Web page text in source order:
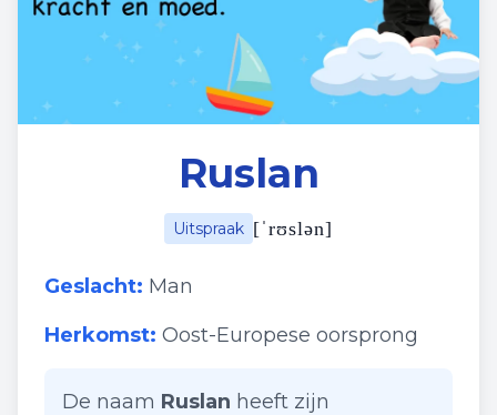
Ruslan
Uitspraak [ˈrʊslən]
Geslacht: Man
Herkomst: Oost-Europese oorsprong
De naam Ruslan heeft zijn